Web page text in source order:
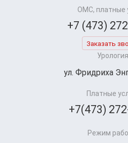
ОМС, платные
+7 (473)
Заказать
ул. Фридриха
Платные
+7(473)
Режим